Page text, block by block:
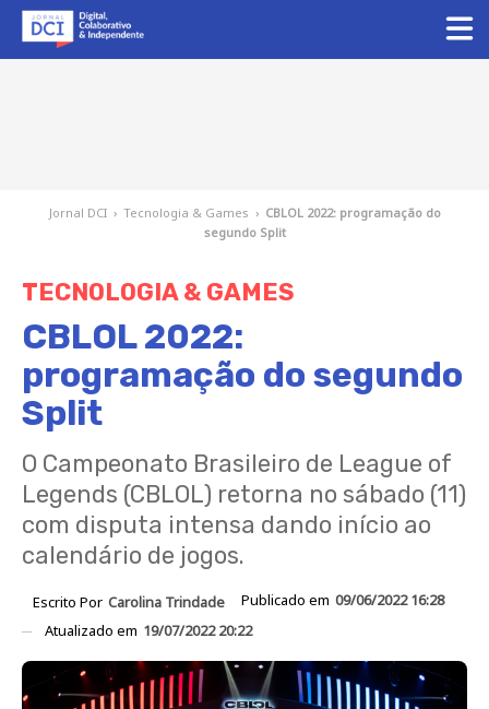
Jornal DCI › Tecnologia & Games › CBLOL 2022: programação do
segundo Split
TECNOLOGIA & GAMES
CBLOL 2022:
programação do segundo
Split
O Campeonato Brasileiro de League of
Legends (CBLOL) retorna no sábado (11)
com disputa intensa dando início ao
calendário de jogos.
Escrito Por Carolina Trindade Publicado em 09/06/2022 16:28
Atualizado em 19/07/2022 20:22